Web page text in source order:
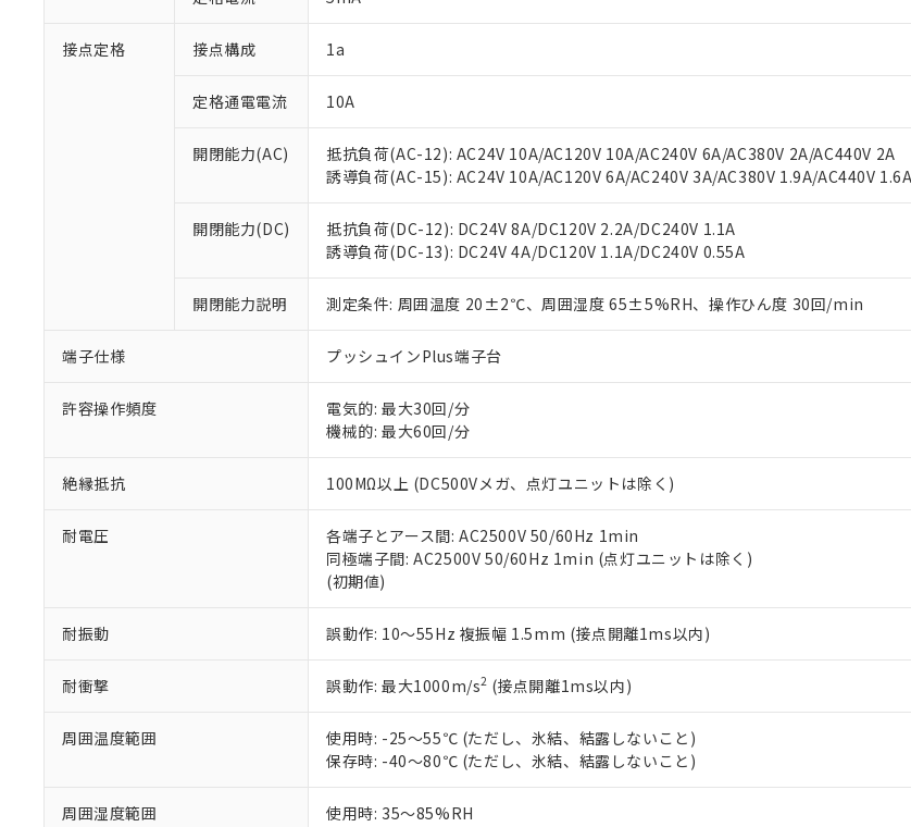
接点定格 接点構成 1a
定格通電電流 10A
開閉能力(AC)
抵抗負荷(AC-12): AC24V 10A/AC120V 10A/AC240V 6A/AC380V 2A/AC440V 2A
誘導負荷(AC-15): AC24V 10A/AC120V 6A/AC240V 3A/AC380V 1.9A/AC440V 1.6A
開閉能力(DC)
抵抗負荷(DC-12): DC24V 8A/DC120V 2.2A/DC240V 1.1A
誘導負荷(DC-13): DC24V 4A/DC120V 1.1A/DC240V 0.55A
開閉能力説明 測定条件: 周囲温度 20±2℃、周囲湿度 65±5%RH、操作ひん度 30回/min
端子仕様 プッシュインPlus端子台
許容操作頻度
電気的: 最大30回/分
機械的: 最大60回/分
絶縁抵抗 100MΩ以上 (DC500Vメガ、点灯ユニットは除く)
耐電圧
各端子とアース間: AC2500V 50/60Hz 1min
同極端子間: AC2500V 50/60Hz 1min (点灯ユニットは除く)
(初期値)
耐振動 誤動作: 10～55Hz 複振幅 1.5mm (接点開離1ms以内)
耐衝撃 誤動作: 最大1000m/s2 (接点開離1ms以内)
周囲温度範囲
使用時: -25～55℃ (ただし、氷結、結露しないこと)
保存時: -40～80℃ (ただし、氷結、結露しないこと)
周囲湿度範囲 使用時: 35～85%RH
本サービスは、当社制御機器事業取扱商品の当社在庫状況および標準価
当社制御機器事業取扱商品の中には、本サービスの対象外となる商品も
い。
正式な納期状況および標準価格はお客様のお取引先、またはお客様担当
当社販売員にご相談ください。
在庫状況および標準価格結果を当社の事前の承諾なく第三者に漏洩また
す。
マイパーツ機能（部品リスト作成サービス）をご利用いただくには、I-
ている必要があります。
お客様が当ウェブサイト上で当社にご登録された部品リストについて、
が、当社の製品・サービスに関するお客様との取引・商談に必要な範囲
いる法人を指します。
*EU RoHS指令（10物質）：
フタル酸ビス(2-エチルヘキシル) (DEHP)(別名：DOP) 1000ppm以下、フタル酸ブチルベンジル（
ル（DBP） 1000ppm以下、フタル酸ジイソブチル (DIBP) 1000ppm以下
但し、RoHS指令で産業用監視および制御機器に対する適用除外項目は除く。
フタル酸エステル類の４物質については閾値を超える意図的な使用がないことを確認しています。
※2 対応予定月
部品在庫の切り替え状況などにより、予定月が前後することがあります。
※3 非含有証明書ダウンロード
EU RoHS指令（10物質）の非含有証明書
51物質の非含有証明書（当社基準）
※本証明書は発行日時点で非含有を証明するもので、過去に遡って非含有を証
また、RoHS指令のフタル酸エステル類４物質の対応では、対応完了までの
混在することから備考欄に対応日を記載しておりました。
既に当社にて対応品への在庫切替を完了していることから、特段のことがな
り割愛しております。
「×」：最大均質材料含有率が中国RoHSの基準値を超えていることを示しま
Pb(鉛) :1000ppm、 Hg(水銀) : 1000ppm、 Cd(カドミウム) : 100ppm、
DEHP(フタル酸ビス(2-エチルヘキシル)) : 1000ppm
※2 環境保護使用期限
「ｅ」：有害物質（10物質）のすべてが基準値以下であることを示します。
味します。
「－」：未確認です。当社販売部門へお問い合わせください。
当社は、これら貴社製品のうち、外国為替および外国貿易法に定める商
などの必要な手続きをとります。
ます。
当社は貴社製品を、核兵器、ミサイル、化学兵器、生物兵器またはその
置等に一切使用いたしません。
当社は、貴社製品を第三者に販売する場合は、上記1、2および3の内容を
たしません。
△ 一定数には満たないが在庫あり
－
在庫なし(最新の在庫状況については、お客様のお取引先、またはお
機器販売店・当社販売員にご確認ください)
空
受注生産機種、また在庫状況の情報を公開していない機種